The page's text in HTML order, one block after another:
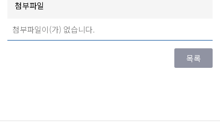
첨부파일
첨부파일이(가) 없습니다.